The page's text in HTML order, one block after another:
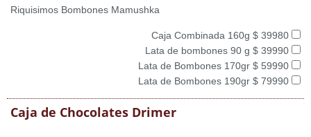
Riquisimos Bombones Mamushka
Caja Combinada 160g $ 39980
Lata de bombones 90 g $ 39990
Lata de Bombones 170gr $ 59990
Lata de Bombones 190gr $ 79990
Caja de Chocolates Drimer